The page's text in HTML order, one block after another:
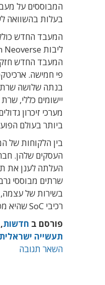
בעלות בהשוואה
יישומים כללי,
מערכי זיכרון
ביותר בעולם
בין הלקוחות של
העלתה לענן את
בשירות של
רכיבי SoC שהיא מפתחת.
פורסם ב חדשות,
תעשייה ישראלית
השאר תגובה